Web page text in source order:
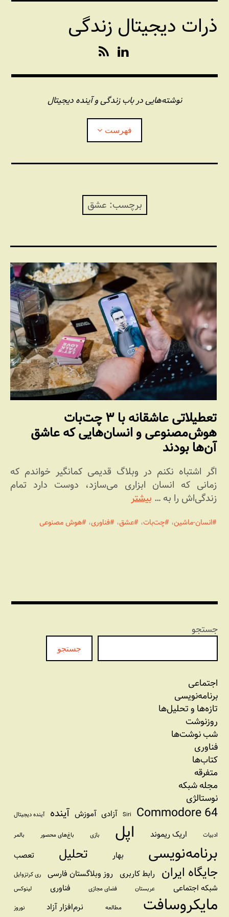
رفتن
محتواذرات دیجیتال زندگی
n
k
e
d
I
n
S
نوشته‌هایی در باب زندگی و آینده دیجیتال
فهرست
برچسب: عشق
تعطیلاتی عاشقانه با ۳ چت‌بات
هوش‌مصنوعی و انسان‌هایی که عاشق
آن‌ها بودند
اگر اشتباه نکنم در وبلاگ قدیمی کمانگیر خواندم که
زمانی که انسان ابزاری می‌سازد، دوست دارد تمام
زندگی‌اش را به …بیشتر
انسان-ماشین، چت‌بات، عشق، فناوری، هوش مصنوعی
جستجو
جستجو
اجتماعی
برنامه‏‌نویسی
تازه‌‌ها و تحلیل‌ها
روزنوشت
شب نوشت‌ها
فناوری
کتاب‌ها
متفرقه
مجله شبکه
نوستالژی
Commodore 64
Siri آزادی آموزش آینده آینده دیجیتال
ادبیات اریک ریموند اپل بازی باغ‌های محصور بالمر
برنامه‌نویسی بهار تحلیل تعصب
جایگاه ایران رابط کاربری روز وبلاگستان فارسی ری کرتزوایل
شبکه اجتماعی عربستان فضای مجازی فناوری لینوکس
مایکروسافت مطالعه نرم‌افزار آزاد نوروز